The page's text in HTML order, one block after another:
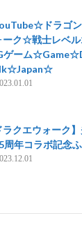
ドラゴ
ーク☆戦士レベ
ゲーム
ラクエウォーク
周年コラボ記念